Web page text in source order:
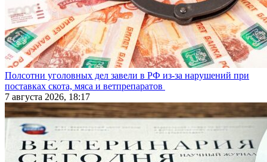
Полсотни уголовных дел завели в РФ из-за нарушений при
поставках скота, мяса и ветпрепаратов
7 августа 2026, 18:17